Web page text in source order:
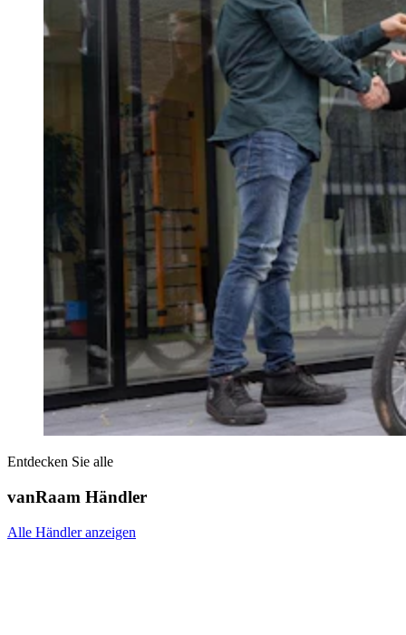
Entdecken Sie alle
vanRaam Händler
Alle Händler anzeigen